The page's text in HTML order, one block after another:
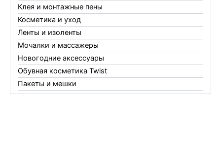
Клея и монтажные пены
Косметика и уход
Ленты и изоленты
Мочалки и массажеры
Новогодние аксессуары
Обувная косметика Twist
Пакеты и мешки
Перчатки